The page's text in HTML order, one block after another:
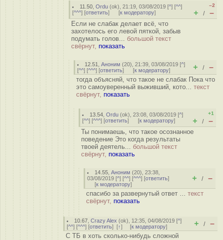
11.50 ,Ordu (ok), 21:19, 03/08/2019 [^] [^^]
[^^^] [ответить] [к модератору]
–2
+ / –
Если не слабак делает всё, что
захотелось его левой пяткой, забыв
подумать голов... большой текст
свёрнут, показать
12.51 ,Аноним (20), 21:39, 03/08/2019 [^]
[^^] [^^^] [ответить] [к модератору] + / –
тогда объясняй, что такое не слабак Пока что
это самоуверенный выживший, кото... текст
свёрнут, показать
13.54 ,Ordu (ok), 23:08, 03/08/2019 [^]
[^^] [^^^] [ответить] [к модератору]
+1
+ / –
Ты понимаешь, что такое осознанное
поведение Это когда результаты
твоей деятель... большой текст
свёрнут, показать
14.55 ,Аноним (20), 23:38,
03/08/2019 [^] [^^] [^^^] [ответить]
[к модератору]
+ / –
спасибо за развернутый ответ ... текст
свёрнут, показать
10.67 ,Crazy Alex (ok), 12:35, 04/08/2019 [^]
[^^] [^^^] [ответить] [↑] [к модератору] + / –
С ТБ в хоть сколько-нибудь сложной